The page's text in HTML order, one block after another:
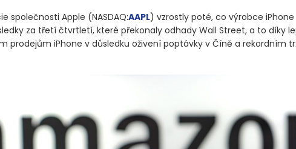
společnosti Apple (NASDAQ:AAPL) vzrostly poté, co výrobce iPhone
za třetí čtvrtletí, které překonaly odhady Wall Street, a to díky
prodejům iPhone v důsledku oživení poptávky v Číně a rekordním